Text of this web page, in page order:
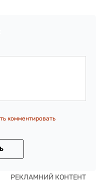
комментировать